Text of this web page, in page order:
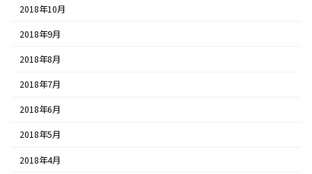
2018年10月
2018年9月
2018年8月
2018年7月
2018年6月
2018年5月
2018年4月